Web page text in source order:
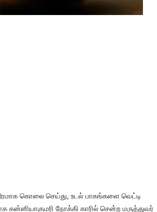
கொலை செய்து, உடல் பாகங்களை வெட்டி
கன்னியாகுமரி நோக்கி காரில் சென்ற மருத்துவர்